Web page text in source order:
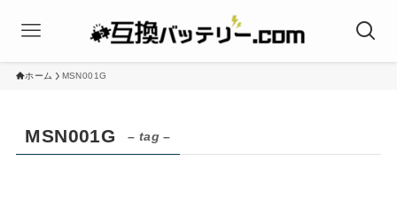
ホーム MSN001G
MSN001G – tag –